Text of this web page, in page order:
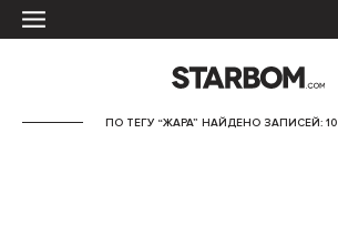
ПО ТЕГУ “ЖАРА” НАЙДЕНО ЗАПИСЕЙ: 10